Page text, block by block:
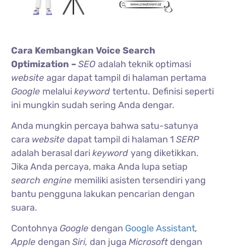
Cara Kembangkan Voice Search
Optimization –SEOadalah teknik optimasi
websiteagar dapat tampil di halaman pertama
Google melaluikeywordtertentu. Definisi seperti
ini mungkin sudah sering Anda dengar.
Anda mungkin percaya bahwa satu-satunya
cara website dapat tampil di halaman 1SERP
adalah berasal darikeywordyang diketikkan.
Jika Anda percaya, maka Anda lupa setiap
search engine memiliki asisten tersendiri yang
bantu pengguna lakukan pencarian dengan
suara.
Contohnya Google dengan Google Assistant,
Apple denganSiri, dan jugaMicrosoft dengan